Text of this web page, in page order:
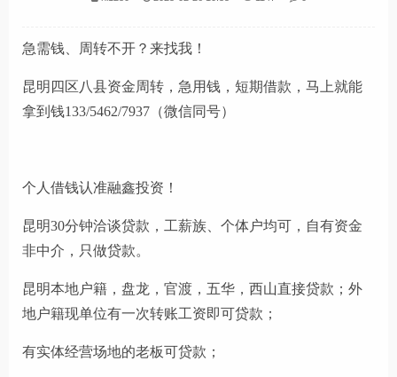
急需钱、周转不开？来找我！
昆明四区八县资金周转，急用钱，短期借款，马上就能
拿到钱133/5462/7937（微信同号）
个人借钱认准融鑫投资！
昆明30分钟洽谈贷款，工薪族、个体户均可，自有资金
非中介，只做贷款。
昆明本地户籍，盘龙，官渡，五华，西山直接贷款；外
地户籍现单位有一次转账工资即可贷款；
有实体经营场地的老板可贷款；